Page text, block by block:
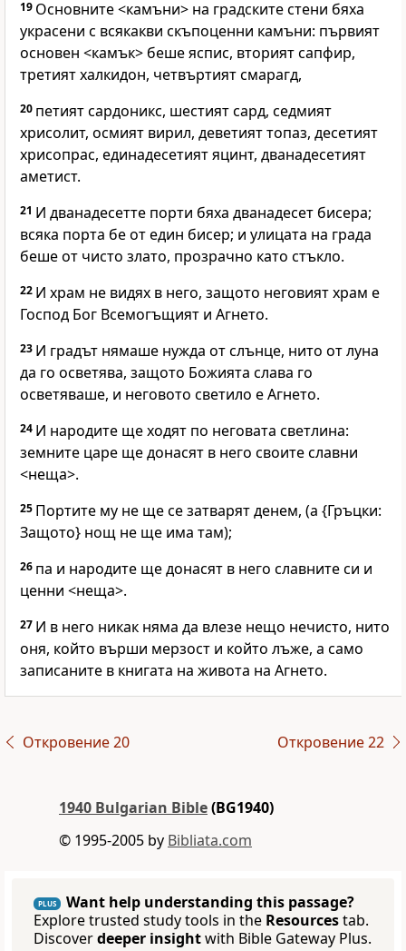
19 Основните <камъни> на градските стени бяха
украсени с всякакви скъпоценни камъни: първият
основен <камък> беше яспис, вторият сапфир,
третият халкидон, четвъртият смарагд,
20 петият сардоникс, шестият сард, седмият
хрисолит, осмият вирил, деветият топаз, десетият
хрисопрас, единадесетият яцинт, дванадесетият
аметист.
21 И дванадесетте порти бяха дванадесет бисера;
всяка порта бе от един бисер; и улицата на града
беше от чисто злато, прозрачно като стъкло.
22 И храм не видях в него, защото неговият храм е
Господ Бог Всемогъщият и Агнето.
23 И градът нямаше нужда от слънце, нито от луна
да го осветява, защото Божията слава го
осветяваше, и неговото светило е Агнето.
24 И народите ще ходят по неговата светлина:
земните царе ще донасят в него своите славни
<неща>.
25 Портите му не ще се затварят денем, (а {Гръцки:
Защото} нощ не ще има там);
26 па и народите ще донасят в него славните си и
ценни <неща>.
27 И в него никак няма да влезе нещо нечисто, нито
оня, който върши мерзост и който лъже, а само
записаните в книгата на живота на Агнето.
Откровение 20 Откровение 22
1940 Bulgarian Bible(BG1940)
© 1995-2005 by Bibliata.com
PLUS
Want help understanding this passage?
Explore trusted study tools in the Resourcestab.
Discoverdeeper insightwith Bible Gateway Plus.